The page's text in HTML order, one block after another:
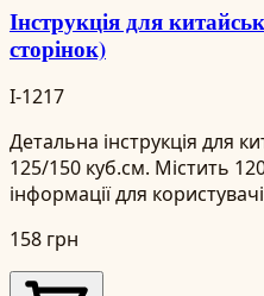
Інструкція для
сторінок)
I-1217
Детальна інструкція для
125/150 куб.см. Містить
інформації для
158 грн